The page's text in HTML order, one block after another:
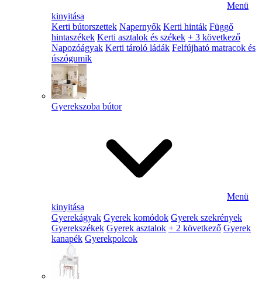
Menü
kinyitása
Kerti bútorszettek Napernyők Kerti hinták Függő
hintaszékek Kerti asztalok és székek + 3 következő
Napozóágyak Kerti tároló ládák Felfújható matracok és
úszógumik
Gyerekszoba bútor
Menü
kinyitása
Gyerekágyak Gyerek komódok Gyerek szekrények
Gyerekszékek Gyerek asztalok + 2 következő Gyerek
kanapék Gyerekpolcok